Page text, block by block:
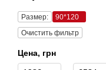
Размер:
90*120
Очистить фильтр
Цена, грн
От Цена, грн
До Цена, грн